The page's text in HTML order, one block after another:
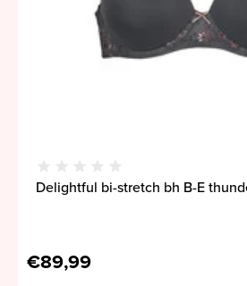
Delightful bi-stretch bh B-E
€89,99